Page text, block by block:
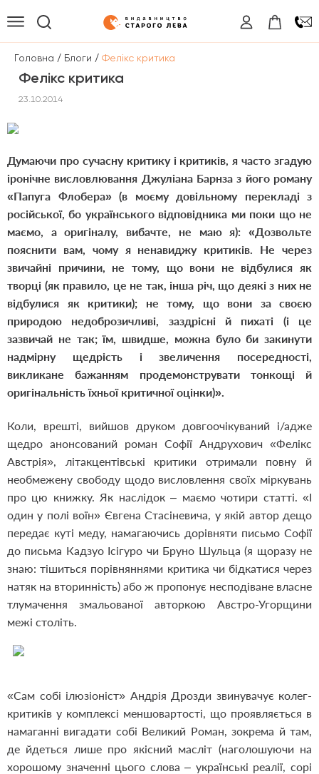
Головна / Блоги / Фелікс критика
Фелікс критика
23.10.2014
Думаючи про сучасну критику і критиків, я часто згадую
іронічне висловлювання Джуліана Барнза з його роману
«Папуга Флобера» (в моєму довільному перекладі з
російської, бо українського відповідника ми поки що не
маємо, а оригіналу, вибачте, не маю я): «Дозвольте
пояснити вам, чому я ненавиджу критиків. Не через
звичайні причини, не тому, що вони не відбулися як
творці (як правило, це не так, інша річ, що деякі з них не
відбулися як критики); не тому, що вони за своєю
природою недоброзичливі, заздрісні й пихаті (і це
зазвичай не так; їм, швидше, можна було би закинути
надмірну щедрість і звеличення посередності,
викликане бажанням продемонструвати тонкощі й
оригінальність їхньої критичної оцінки)».
Коли, врешті, вийшов друком довгоочікуваний і/адже
щедро анонсований роман Софії Андрухович «Фелікс
Австрія», літакцентівські критики отримали повну й
необмежену свободу щодо висловлення своїх міркувань
про цю книжку. Як наслідок – маємо чотири статті. «І
один у полі воїн» Євгена Стасіневича, у якій автор дещо
передає куті меду, намагаючись дорівняти письмо Софії
до письма Кадзуо Ісігуро чи Бруно Шульца (я щоразу не
знаю: тішиться порівняннями критика чи бідкатися через
натяк на вторинність) або ж пропонує несподіване власне
тлумачення змальованої авторкою Австро-Угорщини
межі століть.
«Сам собі ілюзіоніст» Андрія Дрозди звинувачує колег-
критиків у комплексі меншовартості, що проявляється в
намаганні вигадати собі Великий Роман, зокрема й там,
де йдеться лише про якісний масліт (наголошуючи на
хорошому значенні цього слова – українські реалії, сорі